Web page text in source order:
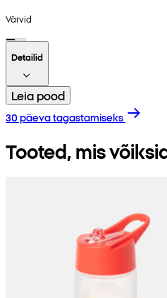
Värvid
Detailid
Leia pood
30 päeva tagastamiseks
Tooted, mis